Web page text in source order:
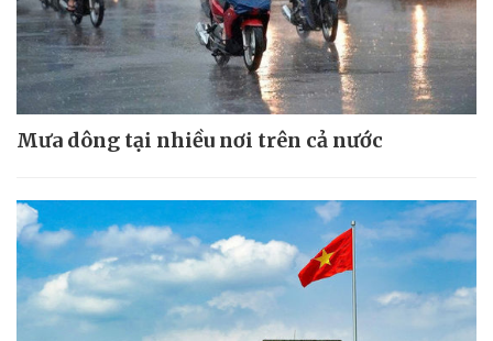
Mưa dông tại nhiều nơi trên cả nước